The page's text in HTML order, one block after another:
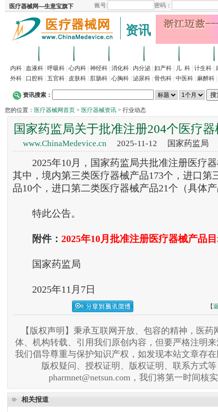
资讯
内科 血液科 呼吸科 心内科 神经科 消化科 内分泌 妇产科 儿 科 计生科
外科
口腔科 五官科 皮肤科 肛肠科 心胸科 泌尿科 骨伤科 中医科 麻醉科
资讯搜索：
您的位置： 医疗器械网首页 > 医疗器械资讯 > 行业动态
国家药监局关于批准注册204个医疗
www.ChinaMedevice.cn 2025-11-12 国家药监局
2025年10月，国家药监局共批准注册医疗器
其中，境内第三类医疗器械产品173个，进口第
品10个，进口第二类医疗器械产品21个（具体
特此公告。
附件： 2025年10月批准注册医疗器械产品
国家药监局
2025年11月7日
【
【版权声明】秉承互联网开放、包容的精神，医药
体、机构转载、引用我们原创内容，但要严格注明
我们倡导尊重与保护知识产权，如发现本站文章存
版权疑问、授权证明、版权证明、联系方式
pharmnet@netsun.com，我们将第一时间核
相关报道